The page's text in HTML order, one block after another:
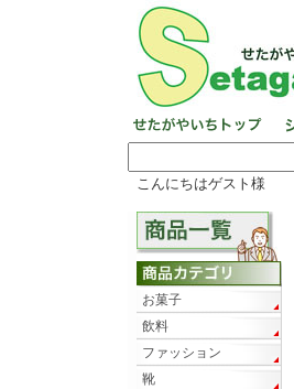
こんにちはゲスト様
お菓子
飲料
ファッション
靴